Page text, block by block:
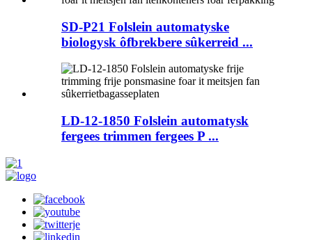
SD-P21 Folslein automatyske
biologysk ôfbrekbere sûkerreid ...
LD-12-1850 Folslein automatysk
fergees trimmen fergees P ...